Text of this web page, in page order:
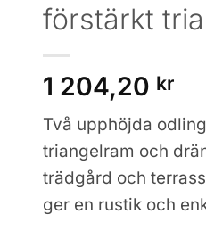
förstärkt
1 204,20 kr
Två upphöjda
triangelram och
trädgård och
ger en rustik och